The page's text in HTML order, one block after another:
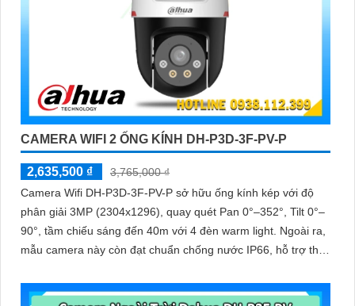
CAMERA WIFI 2 ỐNG KÍNH DH-P3D-3F-PV-P
2,635,500 ₫
3,765,000 ₫
Camera Wifi DH-P3D-3F-PV-P sở hữu ống kính kép với độ
phân giải 3MP (2304x1296), quay quét Pan 0°–352°, Tilt 0°–
90°, tầm chiếu sáng đến 40m với 4 đèn warm light. Ngoài ra,
mẫu camera này còn đạt chuẩn chống nước IP66, hỗ trợ thẻ